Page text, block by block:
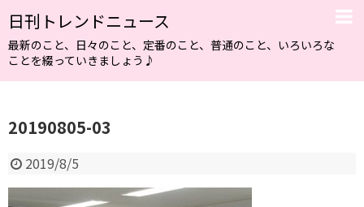
日刊トレンドニュース
最新のこと、日々のこと、定番のこと、普通のこと、いろいろな
ことを綴っていきましょう♪
20190805-03
2019/8/5